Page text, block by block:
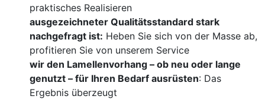
praktisches Realisieren
ausgezeichneter Qualitätsstandard stark
nachgefragt ist: Heben Sie sich von der Masse ab,
profitieren Sie von unserem Service
wir den Lamellenvorhang – ob neu oder lange
genutzt – für Ihren Bedarf ausrüsten: Das
Ergebnis überzeugt